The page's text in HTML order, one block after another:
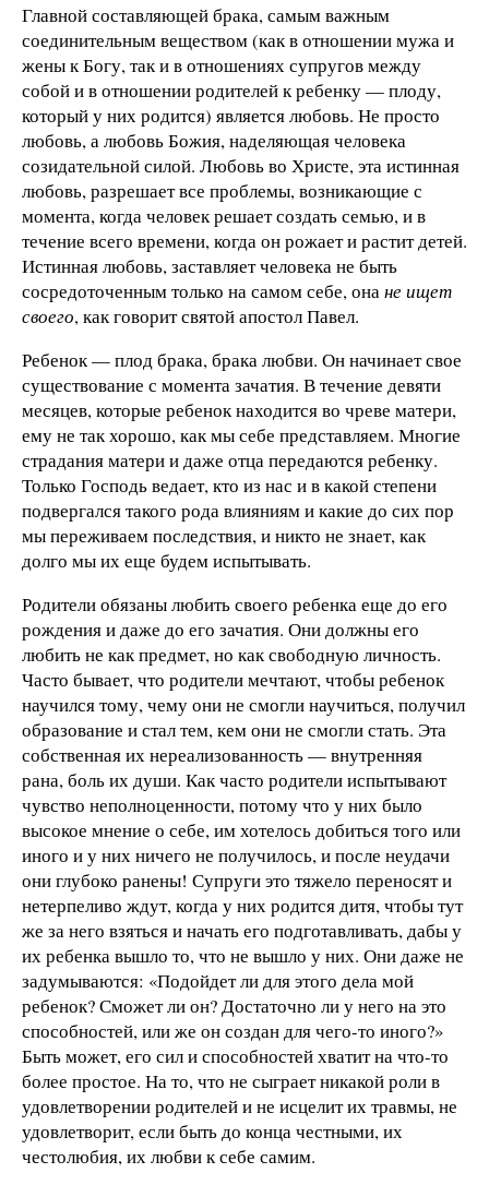
Главной составляющей брака, самым важным
соединительным веществом (как в отношении мужа и
жены к Богу, так и в отношениях супругов между
собой и в отношении родителей к ребенку — плоду,
который у них родится) является любовь. Не просто
любовь, а любовь Божия, наделяющая человека
созидательной силой. Любовь во Христе, эта истинная
любовь, разрешает все проблемы, возникающие с
момента, когда человек решает создать семью, и в
течение всего времени, когда он рожает и растит детей.
Истинная любовь, заставляет человека не быть
сосредоточенным только на самом себе, онане ищет
своего, как говорит святой апостол Павел.
Ребенок — плод брака, брака любви. Он начинает свое
существование с момента зачатия. В течение девяти
месяцев, которые ребенок находится во чреве матери,
ему не так хорошо, как мы себе представляем. Многие
страдания матери и даже отца передаются ребенку.
Только Господь ведает, кто из нас и в какой степени
подвергался такого рода влияниям и какие до сих пор
мы переживаем последствия, и никто не знает, как
долго мы их еще будем испытывать.
Родители обязаны любить своего ребенка еще до его
рождения и даже до его зачатия. Они должны его
любить не как предмет, но как свободную личность.
Часто бывает, что родители мечтают, чтобы ребенок
научился тому, чему они не смогли научиться, получил
образование и стал тем, кем они не смогли стать. Эта
собственная их нереализованность — внутренняя
рана, боль их души. Как часто родители испытывают
чувство неполноценности, потому что у них было
высокое мнение о себе, им хотелось добиться того или
иного и у них ничего не получилось, и после неудачи
они глубоко ранены! Супруги это тяжело переносят и
нетерпеливо ждут, когда у них родится дитя, чтобы тут
же за него взяться и начать его подготавливать, дабы у
их ребенка вышло то, что не вышло у них. Они даже не
задумываются: «Подойдет ли для этого дела мой
ребенок? Сможет ли он? Достаточно ли у него на это
способностей, или же он создан для чего-то иного?»
Быть может, его сил и способностей хватит на что-то
более простое. На то, что не сыграет никакой роли в
удовлетворении родителей и не исцелит их травмы, не
удовлетворит, если быть до конца честными, их
честолюбия, их любви к себе самим.